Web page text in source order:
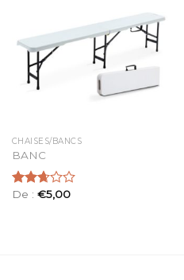
Ajouter
à la
d’envies
CHAISES/BANCS
BANC
Note
De : €5,00